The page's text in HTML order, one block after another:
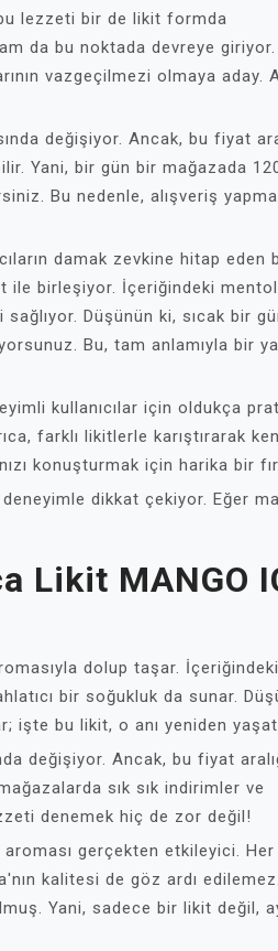
lezzeti bir de likit formda
da bu noktada devreye giriyor.
vazgeçilmezi olmaya aday.
değişiyor. Ancak, bu fiyat
Yani, bir gün bir mağazada
Bu nedenle, alışveriş
damak zevkine hitap eden
ile birleşiyor. İçeriğindeki
Düşünün ki, sıcak bir
Bu, tam anlamıyla bir
kullanıcılar için oldukça
farklı likitlerle karıştırarak
konuşturmak için harika bir
dikkat çekiyor. Eğer
Likit MANGO
dolup taşar. İçeriğindeki
bir soğukluk da sunar.
işte bu likit, o anı yeniden
değişiyor. Ancak, bu fiyat
sık sık indirimler ve
denemek hiç de zor değil!
gerçekten etkileyici. Her
kalitesi de göz ardı edilemez.
Yani, sadece bir likit değil,